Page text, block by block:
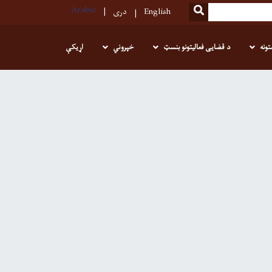
SEARCH
English دری Arabic
د قضایی فعالیتونو بنسټ خپروني اړیکې